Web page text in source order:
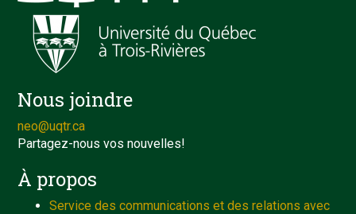
Nous joindre
neo@uqtr.ca
Partagez-nous vos nouvelles!
À propos
Service des communications et des relations avec